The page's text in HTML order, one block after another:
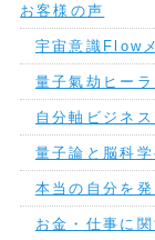
お客様の声
宇宙意識Flow
量子氣劫ヒー
自分軸ビジネ
量子論と脳科
本当の自分を
お金・仕事に